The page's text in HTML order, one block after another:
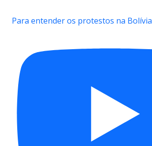
Para entender os protestos na Bolívia